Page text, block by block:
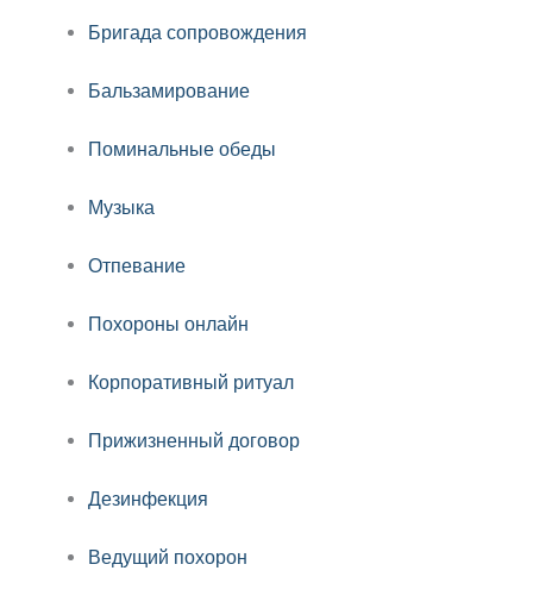
Бригада сопровождения
Бальзамирование
Поминальные обеды
Музыка
Отпевание
Похороны онлайн
Корпоративный ритуал
Прижизненный договор
Дезинфекция
Ведущий похорон